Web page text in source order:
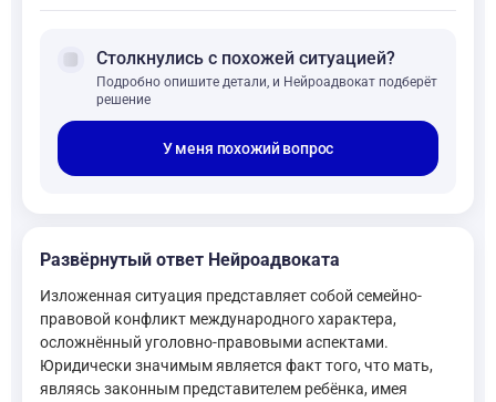
forum Столкнулись с похожей ситуацией?
Подробно опишите детали, и Нейроадвокат подберёт
решение
У меня похожий вопрос
Развёрнутый ответ Нейроадвоката
Изложенная ситуация представляет собой семейно-
правовой конфликт международного характера,
осложнённый уголовно-правовыми аспектами.
Юридически значимым является факт того, что мать,
являясь законным представителем ребёнка, имея